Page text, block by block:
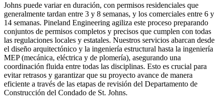
Johns puede variar en duración, con permisos residenciales que
generalmente tardan entre 3 y 8 semanas, y los comerciales entre 6 y
14 semanas. Pineland Engineering agiliza este proceso preparando
conjuntos de permisos completos y precisos que cumplen con todas
las regulaciones locales y estatales. Nuestros servicios abarcan desde
el diseño arquitectónico y la ingeniería estructural hasta la ingeniería
MEP (mecánica, eléctrica y de plomería), asegurando una
coordinación fluida entre todas las disciplinas. Esto es crucial para
evitar retrasos y garantizar que su proyecto avance de manera
eficiente a través de las etapas de revisión del Departamento de
Construcción del Condado de St. Johns.